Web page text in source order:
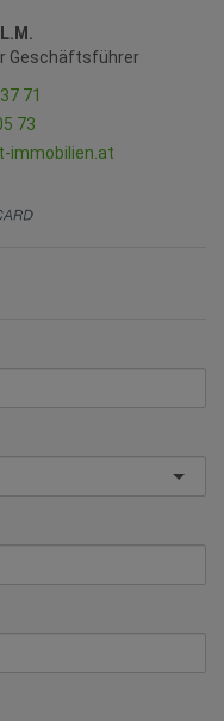
Geschäftsführer
71
73
immobilien.at